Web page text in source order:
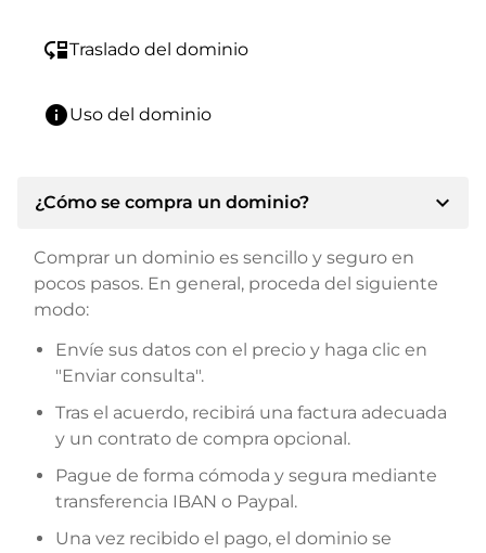
move_downTraslado del dominio
infoUso del dominio
¿Cómo se compra un dominio? expand_more
Comprar un dominio es sencillo y seguro en
pocos pasos. En general, proceda del siguiente
modo:
Envíe sus datos con el precio y haga clic en
"Enviar consulta".
Tras el acuerdo, recibirá una factura adecuada
y un contrato de compra opcional.
Pague de forma cómoda y segura mediante
transferencia IBAN o Paypal.
Una vez recibido el pago, el dominio se